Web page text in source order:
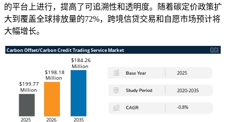
的平台上进行，提高了可追溯性和透明度。随着碳定价政策扩
大到覆盖全球排放量的72%，跨境信贷交易和自愿市场预计将
大幅增长。